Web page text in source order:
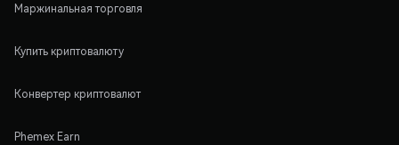
Маржинальная торговля
Купить криптовалюту
Конвертер криптовалют
Phemex Earn